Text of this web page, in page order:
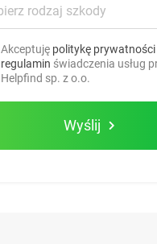
Akceptuję politykę prywatności
regulamin świadczenia usług
Helpfind sp. z o.o.
Wyślij